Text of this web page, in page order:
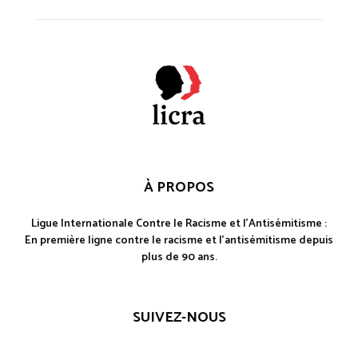
À PROPOS
Ligue Internationale Contre le Racisme et l'Antisémitisme :
En première ligne contre le racisme et l'antisémitisme depuis
plus de 90 ans.
SUIVEZ-NOUS